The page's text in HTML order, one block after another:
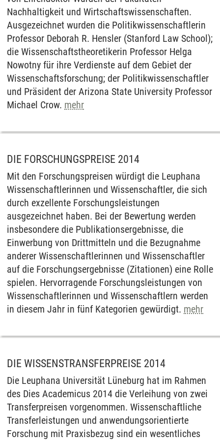
Datenschutzerklärung.
Nachhaltigkeit und Wirtschaftswissenschaften.
Ausgezeichnet wurden die Politikwissenschaftlerin
Professor Deborah R. Hensler (Stanford Law School);
die Wissenschaftstheoretikerin Professor Helga
Nowotny für ihre Verdienste auf dem Gebiet der
Wissenschaftsforschung; der Politikwissenschaftler
und Präsident der Arizona State University Professor
Michael Crow. mehr
DIE FORSCHUNGSPREISE 2014
Mit den Forschungspreisen würdigt die Leuphana
Wissenschaftlerinnen und Wissenschaftler, die sich
durch exzellente Forschungsleistungen
ausgezeichnet haben. Bei der Bewertung werden
insbesondere die Publikationsergebnisse, die
Einwerbung von Drittmitteln und die Bezugnahme
anderer Wissenschaftlerinnen und Wissenschaftler
auf die Forschungsergebnisse (Zitationen) eine Rolle
spielen. Hervorragende Forschungsleistungen von
Wissenschaftlerinnen und Wissenschaftlern werden
in diesem Jahr in fünf Kategorien gewürdigt. mehr
DIE WISSENSTRANSFERPREISE 2014
Die Leuphana Universität Lüneburg hat im Rahmen
des Dies Academicus 2014 die Verleihung von zwei
Transferpreisen vorgenommen. Wissenschaftliche
Transferleistungen und anwendungsorientierte
Forschung mit Praxisbezug sind ein wesentliches